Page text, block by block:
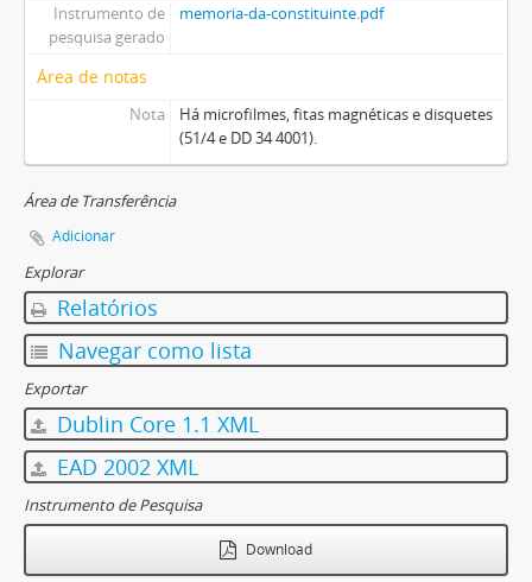
Instrumento de
pesquisa gerado
memoria-da-constituinte.pdf
Área de notas
Nota
Há microfilmes, fitas magnéticas e disquetes
(51/4 e DD 34 4001).
Área de Transferência
Adicionar
Explorar
Relatórios
Navegar como lista
Exportar
Dublin Core 1.1 XML
EAD 2002 XML
Instrumento de Pesquisa
Download